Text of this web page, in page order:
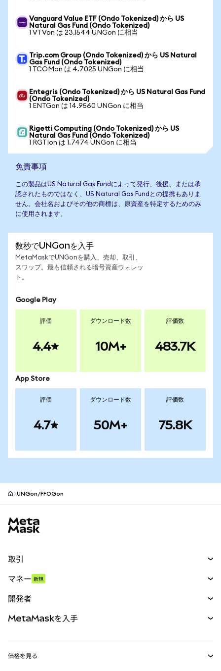
Vanguard Value ETF (Ondo Tokenized) から US
Natural Gas Fund (Ondo Tokenized)
1 VTVon は 23.1544 UNGon に相当
Trip.com Group (Ondo Tokenized) から US Natural
Gas Fund (Ondo Tokenized)
1 TCOMon は 4.7025 UNGon に相当
Entegris (Ondo Tokenized) から US Natural Gas Fund
(Ondo Tokenized)
1 ENTGon は 14.9560 UNGon に相当
Rigetti Computing (Ondo Tokenized) から US
Natural Gas Fund (Ondo Tokenized)
1 RGTIon は 1.7474 UNGon に相当
免責事項
この製品はUS Natural Gas Fundによって発行、後援、または承
認されたものではなく、US Natural Gas Fundとの提携もありま
せん。会社名およびその他の商標は、原資産を特定するためのみ
に使用されます。
数秒でUNGonを入手
MetaMaskでUNGonを購入、売却、取引、
スワップ。最も信頼される暗号資産ウォレッ
ト。
Google Play
評価
4.4
ダウンロード数
10M+
評価数
483.7K
App Store
評価
4.7
ダウンロード数
50M+
評価数
75.8K
UNGon/FFOGon
取引
パーペチュアル
RWA
マネー 新規
開発者
MetaMaskを入手
価格を見る